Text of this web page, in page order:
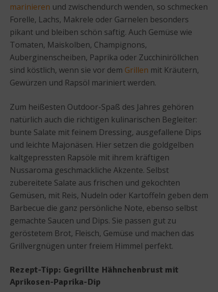
marinieren und zwischendurch wenden, so schmecken
Forelle, Lachs, Makrele oder Garnelen besonders
pikant und bleiben schön saftig. Auch Gemüse wie
Tomaten, Maiskolben, Champignons,
Auberginenscheiben, Paprika oder Zucchiniröllchen
sind köstlich, wenn sie vor dem Grillen mit Kräutern,
Gewürzen und Rapsöl mariniert werden.
Zum heißesten Outdoor-Spaß des Jahres gehören
natürlich auch die richtigen kulinarischen Begleiter:
bunte Salate mit feinem Dressing, ausgefallene Dips
und leichte Majonäsen. Hier setzen die goldgelben
kaltgepressten Rapsöle mit ihrem kräftigen
Nussaroma geschmackliche Akzente. Selbst
zubereitete Salate aus frischen und gekochten
Gemüsen, mit Reis, Nudeln oder Kartoffeln geben dem
Barbecue die ganz persönliche Note, ebenso selbst
gemachte Saucen und Dips. Sie passen gut zu
geröstetem Brot, Fleisch, Gemüse und machen das
Grillvergnügen unter freiem Himmel perfekt.
Rezept-Tipp: Gegrillte Hähnchenbrust mit
Aprikosen-Paprika-Dip